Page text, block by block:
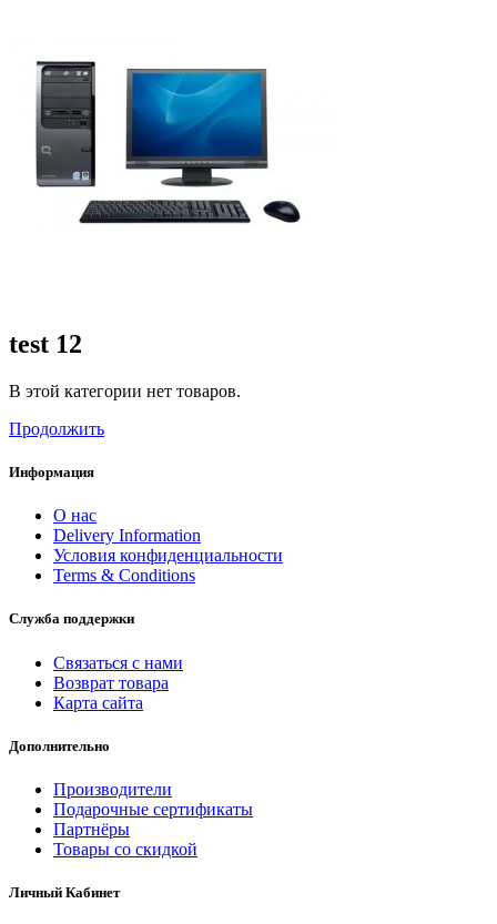
test 12
В этой категории нет товаров.
Продолжить
Информация
О нас
Delivery Information
Условия конфиденциальности
Terms & Conditions
Служба поддержки
Связаться с нами
Возврат товара
Карта сайта
Дополнительно
Производители
Подарочные сертификаты
Партнёры
Товары со скидкой
Личный Кабинет